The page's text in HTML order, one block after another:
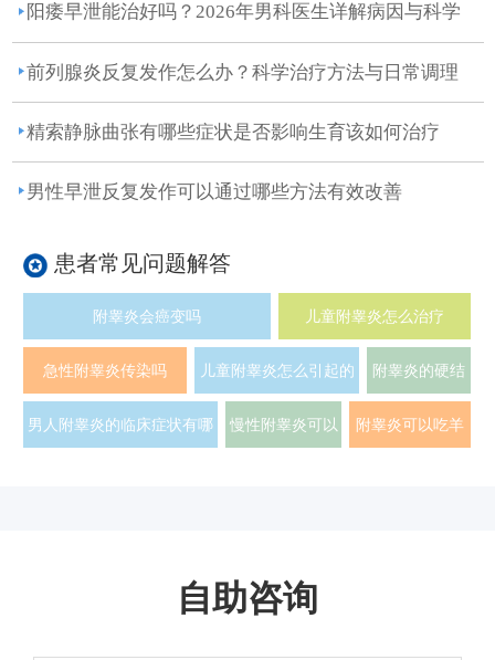
阳痿早泄能治好吗？2026年男科医生详解病因与科学
治疗方案
前列腺炎反复发作怎么办？科学治疗方法与日常调理
建议
精索静脉曲张有哪些症状是否影响生育该如何治疗
男性早泄反复发作可以通过哪些方法有效改善
患者常见问题解答
附睾炎会癌变吗 儿童附睾炎怎么治疗
急性附睾炎传染吗 儿童附睾炎怎么引起的 附睾炎的硬结
多久能好
男人附睾炎的临床症状有哪 慢性附睾炎可以 附睾炎可以吃羊
自助咨询